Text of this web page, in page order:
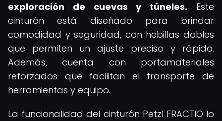
exploración de cuevas y túneles. Este
cinturón está diseñado para brindar
comodidad y seguridad, con hebillas dobles
que permiten un ajuste preciso y rápido.
Además, cuenta con portamateriales
reforzados que facilitan el transporte de
herramientas y equipo.
La funcionalidad del cinturón Petzl FRACTIO lo